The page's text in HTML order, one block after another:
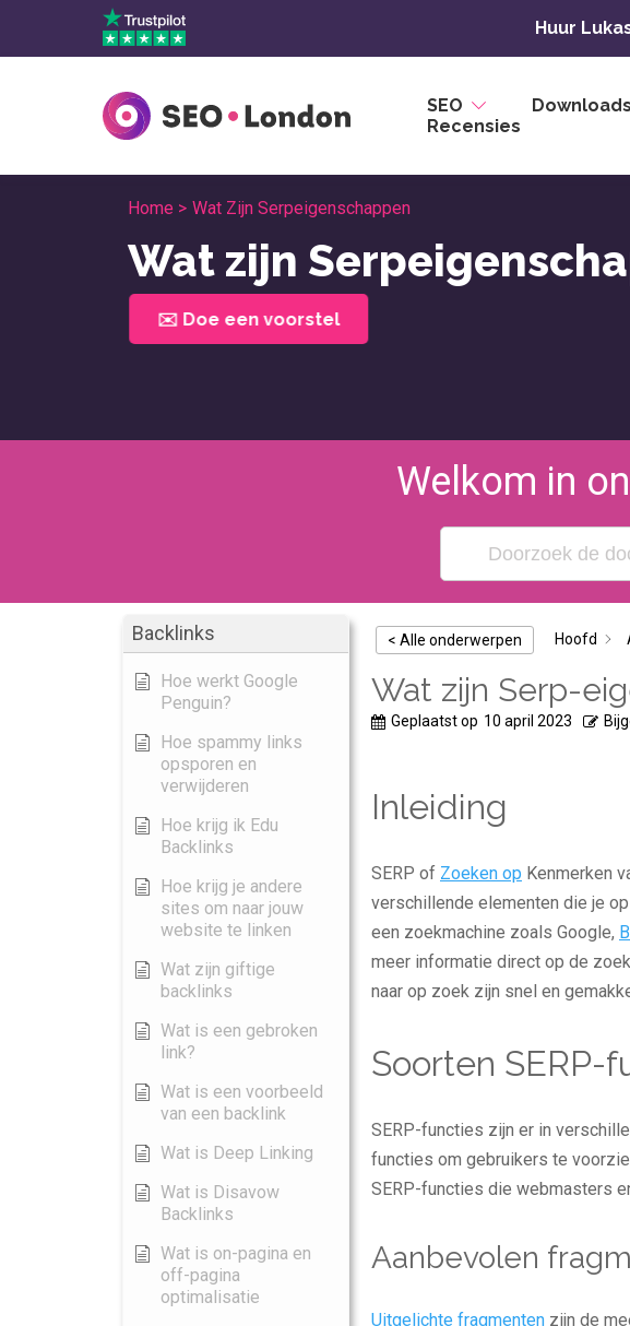
Huur
SEO Downloads
Recensies
Home > Wat Zijn Serpeigenschappen
Wat zijn
✉️ Doe een voorstel
Welkom in
Backlinks
Hoe werkt Google
Penguin?
Hoe spammy links
opsporen en
verwijderen
Hoe krijg ik Edu
Backlinks
Hoe krijg je andere
sites om naar jouw
website te linken
Wat zijn giftige
backlinks
Wat is een gebroken
link?
Wat is een voorbeeld
van een backlink
Wat is Deep Linking
Wat is Disavow
Backlinks
Wat is on-pagina en
off-pagina
optimalisatie
< Alle onderwerpen Hoofd
Wat zijn Serp-
Geplaatst op 10 april 2023
Inleiding
SERP of Zoeken op Kenmerken
verschillende elementen die je
een zoekmachine zoals Google,
meer informatie direct op de
naar op zoek zijn snel en
Soorten SERP-
SERP-functies zijn er in
functies om gebruikers te
SERP-functies die webmasters
Aanbevolen
Uitgelichte fragmenten zijn de